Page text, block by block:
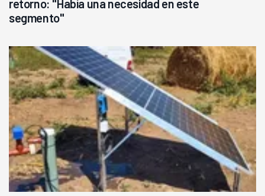
retorno: "Había una necesidad en este
segmento"